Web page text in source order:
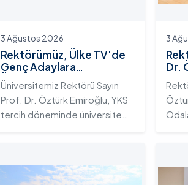
3 Ağustos 2026
Rektörümüz, Ülke TV'de
Genç Adaylara
Üniversitemizin Eğitim
Ekosistemini ve Sunduğu
Nitelikli İmkânları Anlattı
Üniversitemiz Rektörü Sayın
Prof. Dr. Öztürk Emiroğlu, YKS
tercih döneminde üniversite
kurumsal yetkinliğini, akademik
3
Dr.